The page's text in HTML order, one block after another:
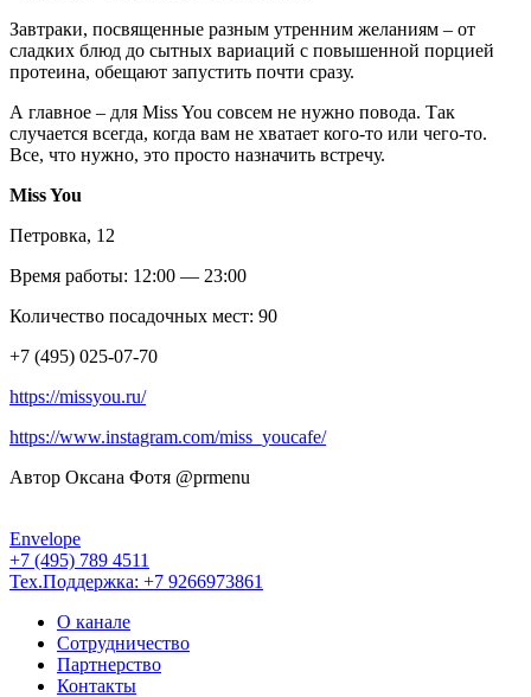
Завтраки, посвященные разным утренним желаниям – от
сладких блюд до сытных вариаций с повышенной порцией
протеина, обещают запустить почти сразу.
А главное – для Miss You совсем не нужно повода. Так
случается всегда, когда вам не хватает кого-то или чего-то.
Все, что нужно, это просто назначить встречу.
Miss You
Петровка, 12
Время работы: 12:00 — 23:00
Количество посадочных мест: 90
+7 (495) 025-07-70
https://missyou.ru/
https://www.instagram.com/miss_youcafe/
Автор Оксана Фотя @prmenu
Envelope
+7 (495) 789 4511
Тех.Поддержка: +7 9266973861
О канале
Сотрудничество
Партнерство
Контакты